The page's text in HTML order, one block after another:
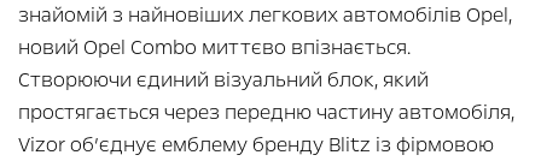
знайомій з найновіших легкових автомобілів Opel,
новий Opel Combo миттєво впізнається.
Створюючи єдиний візуальний блок, який
простягається через передню частину автомобіля,
Vizor об’єднує емблему бренду Blitz із фірмовою